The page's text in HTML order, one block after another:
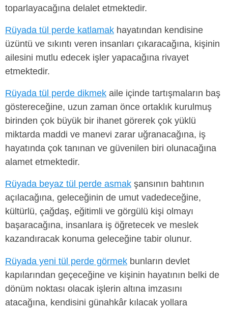
toparlayacağına delalet etmektedir.
Rüyada tül perde katlamak hayatından kendisine
üzüntü ve sıkıntı veren insanları çıkaracağına, kişinin
ailesini mutlu edecek işler yapacağına rivayet
etmektedir.
Rüyada tül perde dikmek aile içinde tartışmaların baş
göstereceğine, uzun zaman önce ortaklık kurulmuş
birinden çok büyük bir ihanet görerek çok yüklü
miktarda maddi ve manevi zarar uğranacağına, iş
hayatında çok tanınan ve güvenilen biri olunacağına
alamet etmektedir.
Rüyada beyaz tül perde asmak şansının bahtının
açılacağına, geleceğinin de umut vadedeceğine,
kültürlü, çağdaş, eğitimli ve görgülü kişi olmayı
başaracağına, insanlara iş öğretecek ve meslek
kazandıracak konuma geleceğine tabir olunur.
Rüyada yeni tül perde görmek bunların devlet
kapılarından geçeceğine ve kişinin hayatının belki de
dönüm noktası olacak işlerin altına imzasını
atacağına, kendisini günahkâr kılacak yollara